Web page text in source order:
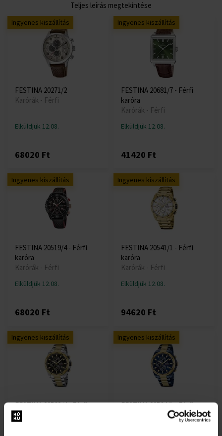
Teljes leírás megtekintése
Ingyenes kiszállítás
FESTINA 20271/2
Karórák - Férfi
Elküldjük 12.08.
68020 Ft
Ingyenes kiszállítás
FESTINA 20681/7 - Férfi
karóra
Karórák - Férfi
Elküldjük 12.08.
41420 Ft
Ingyenes kiszállítás
FESTINA 20519/4 - Férfi
karóra
Karórák - Férfi
Elküldjük 12.08.
68020 Ft
Ingyenes kiszállítás
FESTINA 20541/1 - Férfi
karóra
Karórák - Férfi
Elküldjük 12.08.
94620 Ft
Ingyenes kiszállítás
FESTINA 20562/4 - Férfi
karóra
Karórák - Férfi
Ingyenes kiszállítás
FESTINA 20564/1 - Férfi